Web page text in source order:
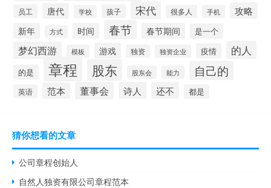
员工 唐代 学校 孩子 宋代 很多人 手机 攻略
新年 方式 时间 春节 春节期间 是一个
梦幻西游 模板 游戏 独资 独资企业 疫情 的人
的是 章程 股东 股东会 能力 自己的
英语 范本 董事会 诗人 还不 都是
猜你想看的文章
公司章程创始人
自然人独资有限公司章程范本